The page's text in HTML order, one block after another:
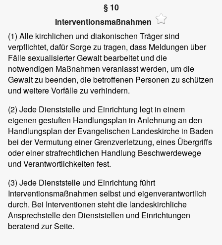
§ 10
Interventionsmaßnahmen
(1) Alle kirchlichen und diakonischen Träger sind
verpflichtet, dafür Sorge zu tragen, dass Meldungen über
Fälle sexualisierter Gewalt bearbeitet und die
notwendigen Maßnahmen veranlasst werden, um die
Gewalt zu beenden, die betroffenen Personen zu schützen
und weitere Vorfälle zu verhindern.
(2) Jede Dienststelle und Einrichtung legt in einem
eigenen gestuften Handlungsplan in Anlehnung an den
Handlungsplan der Evangelischen Landeskirche in Baden
bei der Vermutung einer Grenzverletzung, eines Übergriffs
oder einer strafrechtlichen Handlung Beschwerdewege
und Verantwortlichkeiten fest.
(3) Jede Dienststelle und Einrichtung führt
Interventionsmaßnahmen selbst und eigenverantwortlich
durch. Bei Interventionen steht die landeskirchliche
Ansprechstelle den Dienststellen und Einrichtungen
beratend zur Seite.